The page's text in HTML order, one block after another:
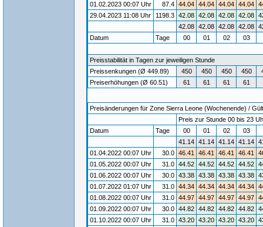
01.02.2023 00:07 Uhr
87.4 44.04 44.04 44.04 44.04
29.04.2023 11:08 Uhr
1198.3 42.08 42.08 42.08 42.08
42.08 42.08 42.08 42.08
Datum
Tage 00 01 02 03
Preisstabilität in Tagen zur jeweiligen Stunde
Preissenkungen (Ø 449.89)
450 450 450 450
Preiserhöhungen (Ø 60.51)
61 61 61 61
Preisänderungen für Zone Sierra Leone (Wochenende) /
Preis zur Stunde 00 bis 23
Datum
Tage 00 01 02 03
41.14 41.14 41.14 41.14
01.04.2022 00:07 Uhr
30.0 46.41 46.41 46.41 46.41
01.05.2022 00:07 Uhr
31.0 44.52 44.52 44.52 44.52
01.06.2022 00:07 Uhr
30.0 43.38 43.38 43.38 43.38
01.07.2022 01:07 Uhr
31.0 44.34 44.34 44.34 44.34
01.08.2022 00:07 Uhr
31.0 44.97 44.97 44.97 44.97
01.09.2022 00:07 Uhr
30.0 44.82 44.82 44.82 44.82
01.10.2022 00:07 Uhr
31.0 43.20 43.20 43.20 43.20